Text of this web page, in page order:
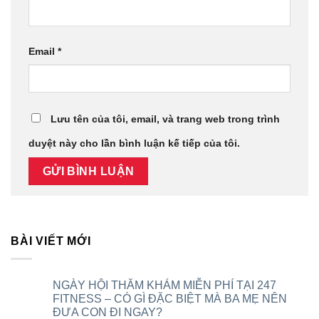
Email *
Lưu tên của tôi, email, và trang web trong trình
duyệt này cho lần bình luận kế tiếp của tôi.
BÀI VIẾT MỚI
NGÀY HỘI THĂM KHÁM MIỄN PHÍ TẠI 247
FITNESS – CÓ GÌ ĐẶC BIỆT MÀ BA MẸ NÊN
ĐƯA CON ĐI NGAY?